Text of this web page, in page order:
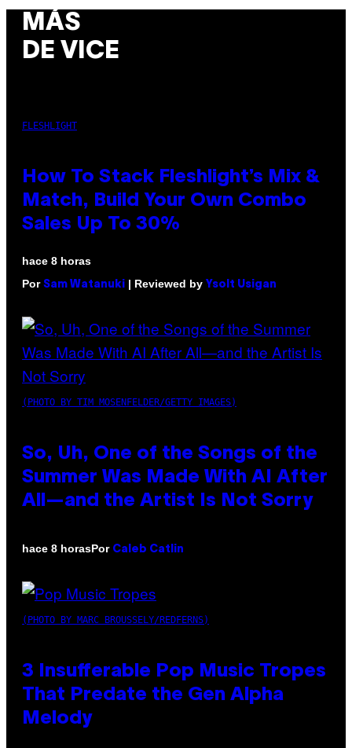
MÁS
DE VICE
FLESHLIGHT
How To Stack Fleshlight’s Mix &
Match, Build Your Own Combo
Sales Up To 30%
hace 8 horas
Por Sam Watanuki | Reviewed by Ysolt Usigan
(PHOTO BY TIM MOSENFELDER/GETTY IMAGES)
So, Uh, One of the Songs of the
Summer Was Made With AI After
All—and the Artist Is Not Sorry
hace 8 horasPor Caleb Catlin
(PHOTO BY MARC BROUSSELY/REDFERNS)
3 Insufferable Pop Music Tropes
That Predate the Gen Alpha
Melody